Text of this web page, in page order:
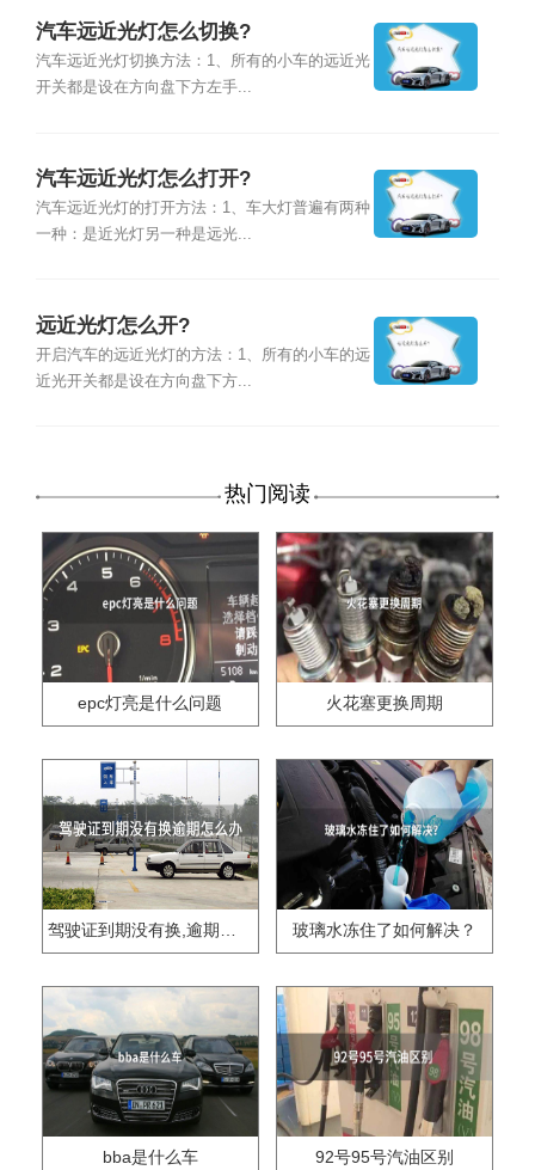
汽车远近光灯怎么切换?
汽车远近光灯切换方法：1、所有的小车的远近光
开关都是设在方向盘下方左手...
汽车远近光灯怎么打开?
汽车远近光灯的打开方法：1、车大灯普遍有两种
一种：是近光灯另一种是远光...
远近光灯怎么开?
开启汽车的远近光灯的方法：1、所有的小车的远
近光开关都是设在方向盘下方...
热门阅读
epc灯亮是什么问题 火花塞更换周期
驾驶证到期没有换,逾期怎么办?? 玻璃水冻住了如何解决？
bba是什么车 92号95号汽油区别